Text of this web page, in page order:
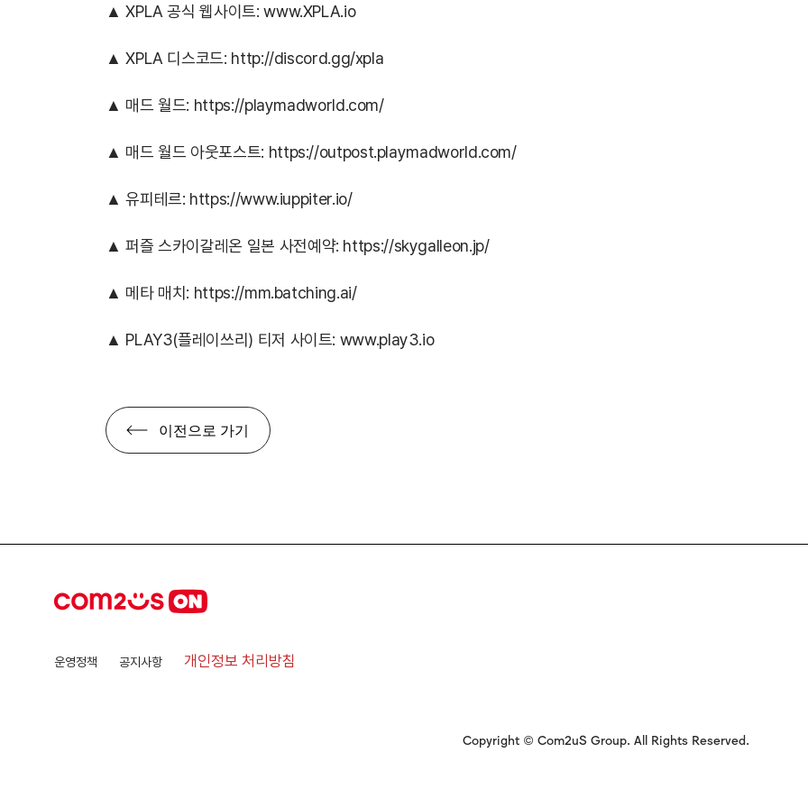
▲ XPLA 공식 웹사이트: www.XPLA.io
▲ XPLA 디스코드: http://discord.gg/xpla
▲ 매드 월드: https://playmadworld.com/
▲ 매드 월드 아웃포스트: https://outpost.playmadworld.com/
▲ 유피테르: https://www.iuppiter.io/
▲ 퍼즐 스카이갈레온 일본 사전예약: https://skygalleon.jp/
▲ 메타 매치: https://mm.batching.ai/
▲ PLAY3(플레이쓰리) 티저 사이트: www.play3.io
이전으로 가기
운영정책 공지사항 개인정보 처리방침
Copyright © Com2uS Group. All Rights Reserved.